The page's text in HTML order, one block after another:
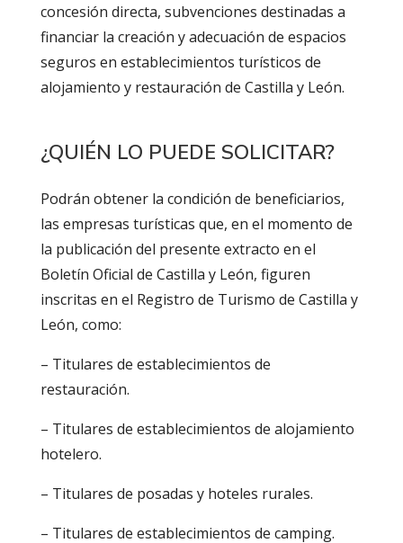
concesión directa, subvenciones destinadas a
financiar la creación y adecuación de espacios
seguros en establecimientos turísticos de
alojamiento y restauración de Castilla y León.
¿QUIÉN LO PUEDE SOLICITAR?
Podrán obtener la condición de beneficiarios,
las empresas turísticas que, en el momento de
la publicación del presente extracto en el
Boletín Oficial de Castilla y León, figuren
inscritas en el Registro de Turismo de Castilla y
León, como:
– Titulares de establecimientos de
restauración.
– Titulares de establecimientos de alojamiento
hotelero.
– Titulares de posadas y hoteles rurales.
– Titulares de establecimientos de camping.